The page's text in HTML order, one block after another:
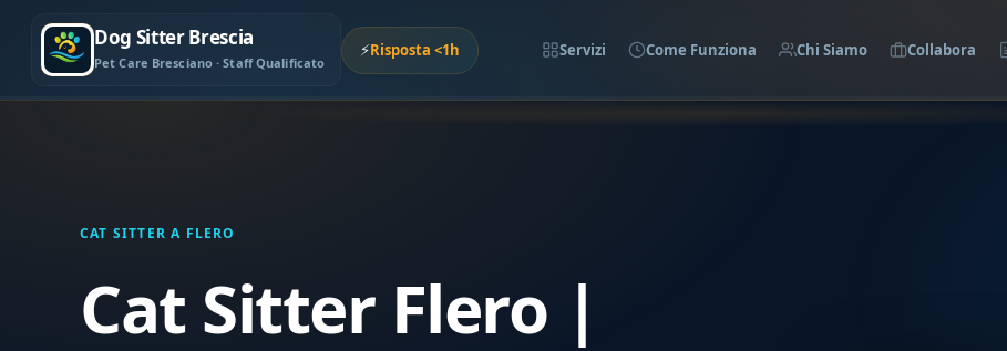
Dog Sitter Brescia
Pet Care Bresciano · Staff Qualificato
⚡Risposta <1h Servizi Come Funziona Chi Siamo Collabora
CAT SITTER A FLERO
Cat Sitter Flero |